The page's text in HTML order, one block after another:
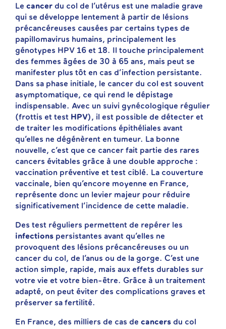
Le cancer du col de l’utérus est une maladie grave
qui se développe lentement à partir de lésions
précancéreuses causées par certains types de
papillomavirus humains, principalement les
génotypes HPV 16 et 18. Il touche principalement
des femmes âgées de 30 à 65 ans, mais peut se
manifester plus tôt en cas d’infection persistante.
Dans sa phase initiale, le cancer du col est souvent
asymptomatique, ce qui rend le dépistage
indispensable. Avec un suivi gynécologique régulier
(frottis et test HPV), il est possible de détecter et
de traiter les modifications épithéliales avant
qu’elles ne dégénèrent en tumeur. La bonne
nouvelle, c’est que ce cancer fait partie des rares
cancers évitables grâce à une double approche :
vaccination préventive et test ciblé. La couverture
vaccinale, bien qu’encore moyenne en France,
représente donc un levier majeur pour réduire
significativement l’incidence de cette maladie.
Des test réguliers permettent de repérer les
infections persistantes avant qu’elles ne
provoquent des lésions précancéreuses ou un
cancer du col, de l’anus ou de la gorge. C’est une
action simple, rapide, mais aux effets durables sur
votre vie et votre bien-être. Grâce à un traitement
adapté, on peut éviter des complications graves et
préserver sa fertilité.
En France, des milliers de cas de cancers du col